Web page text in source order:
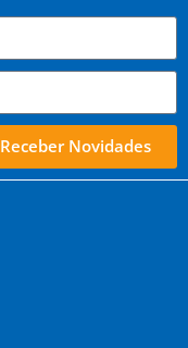
Receber Novidades